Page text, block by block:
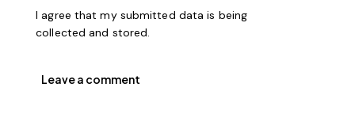
I agree that my submitted data is being
collected and stored.